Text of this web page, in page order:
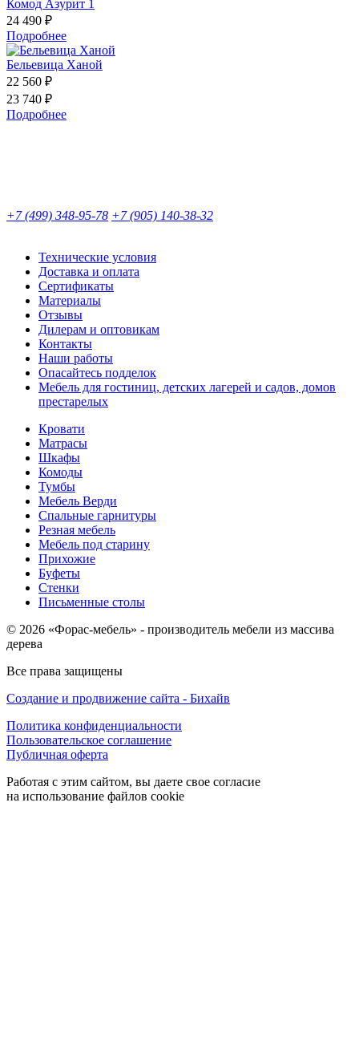
Комод Азурит 1
24 490 ₽
Подробнее
Бельевица Ханой
22 560 ₽
23 740 ₽
Подробнее
+7 (499) 348-95-78 +7 (905) 140-38-32
Технические условия
Доставка и оплата
Сертификаты
Материалы
Отзывы
Дилерам и оптовикам
Контакты
Наши работы
Опасайтесь подделок
Мебель для гостиниц, детских лагерей и садов, домов
престарелых
Кровати
Матрасы
Шкафы
Комоды
Тумбы
Мебель Верди
Спальные гарнитуры
Резная мебель
Мебель под старину
Прихожие
Буфеты
Стенки
Письменные столы
© 2026 «Форас-мебель» - производитель мебели из массива
дерева
Все права защищены
Создание и продвижение сайта - Бихайв
Политика конфиденциальности
Пользовательское соглашение
Публичная оферта
Работая с этим сайтом, вы даете свое согласие
на использование файлов cookie